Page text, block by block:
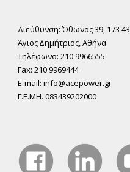
Διεύθυνση: Όθωνος 39, 173 43
Άγιος ∆ηµήτριος, Αθήνα
Τηλέφωνο: 210 9966555
Fax: 210 9969444
E-mail: info@acepower.gr
Γ.Ε.ΜΗ. 083439202000